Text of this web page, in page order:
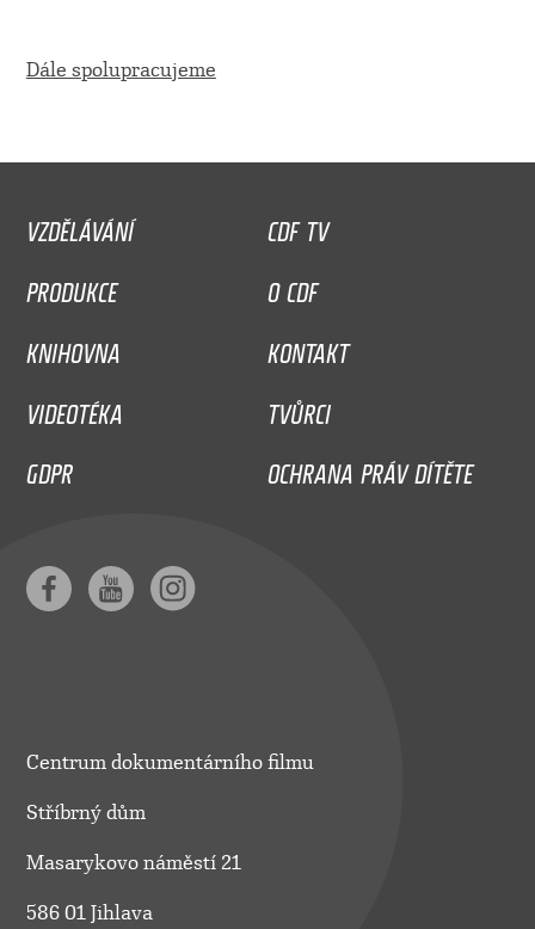
Dále spolupracujeme
VZDĚLÁVÁNÍ
CDF TV
PRODUKCE
O CDF
KNIHOVNA
KONTAKT
VIDEOTÉKA
TVŮRCI
GDPR
OCHRANA PRÁV DÍTĚTE
Centrum dokumentárního filmu
Stříbrný dům
Masarykovo náměstí 21
586 01 Jihlava